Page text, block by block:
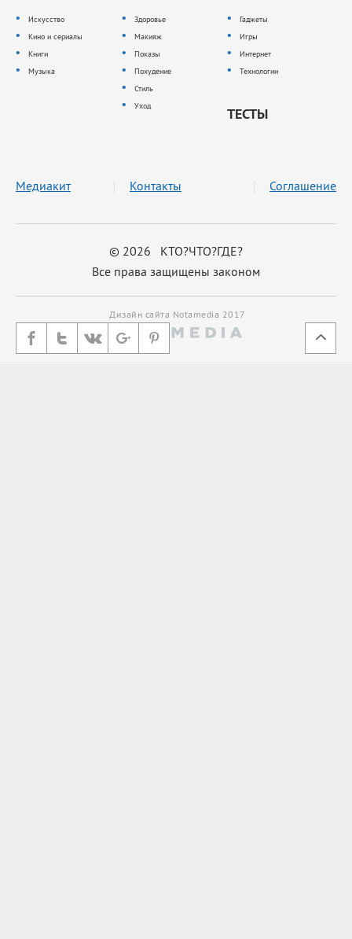
Искусство
Кино и сериалы
Книги
Музыка
Здоровье
Макияж
Показы
Похудение
Стиль
Уход
Гаджеты
Игры
Интернет
Технологии
ТЕСТЫ
© 2026 КТО?ЧТО?ГДЕ?
Все права защищены законом
Медиакит Контакты Соглашение
Дизайн сайта Notamedia 2017